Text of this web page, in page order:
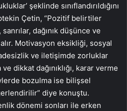
şeklinde sınıflandırıldığını
Çetin, “Pozitif belirtiler
dağınık düşünce ve
Motivasyon eksikliği, sosyal
ve iletişimde zorluklar
dikkat dağınıklığı, karar verme
bozulma ise bilişsel
diye konuştu.
dönemi sonları ile erken